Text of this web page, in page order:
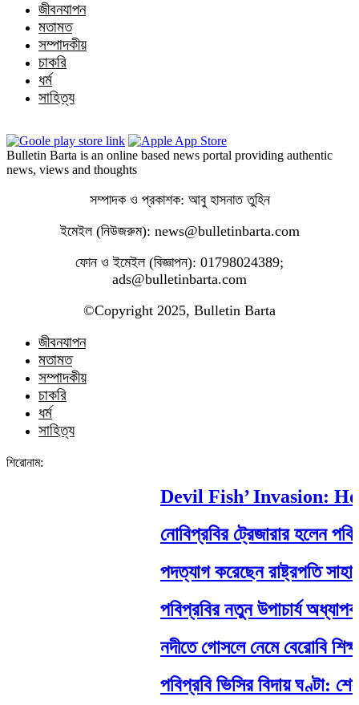
জীবনযাপন
মতামত
সম্পাদকীয়
চাকরি
ধর্ম
সাহিত্য
Bulletin Barta is an online based news portal providing authentic
news, views and thoughts
সম্পাদক ও প্রকাশক: আবু হাসনাত তুহিন
ইমেইল (নিউজরুম): news@bulletinbarta.com
ফোন ও ইমেইল (বিজ্ঞাপন): 01798024389;
ads@bulletinbarta.com
©️Copyright 2025, Bulletin Barta
জীবনযাপন
মতামত
সম্পাদকীয়
চাকরি
ধর্ম
সাহিত্য
শিরোনাম:
Devil Fish’ Invasion: How
নোবিপ্রবির ট্রেজারার হলেন
পদত্যাগ করেছেন রাষ্ট্রপতি সাহাবুদ্দিন
পবিপ্রবির নতুন উপাচার্য অধ্যাপক
নদীতে গোসলে নেমে বেরোবি
পবিপ্রবি ভিসির বিদায় ঘণ্টা: